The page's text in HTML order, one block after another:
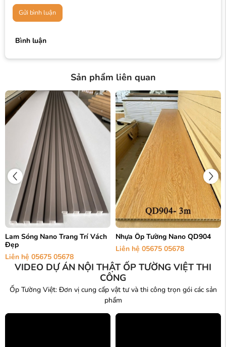
Gửi bình luận
Bình luận
Sản phẩm liên quan
Lam Sóng Nano Trang Trí Vách
Đẹp
Liên hệ 05675 05678
Nhựa Ốp Tường Nano QD904
Liên hệ 05675 05678
VIDEO DỰ ÁN NỘI THẬT ỐP TƯỜNG VIỆT THI
CÔNG
Ốp Tường Việt: Đơn vị cung cấp vật tư và thi công trọn gói các sản
phẩm